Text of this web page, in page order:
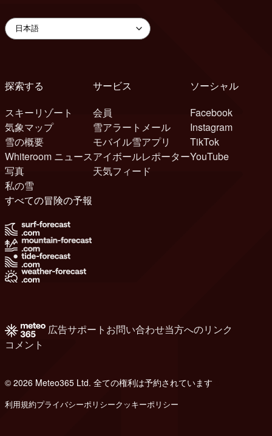
探索する
スキーリゾート
気象マップ
雪の概要
Whiteroom ニュース
写真
私の雪
サービス
会員
雪アラートメール
モバイル雪アプリ
アイボールレポーター
天気フィード
ソーシャル
Facebook
Instagram
TikTok
YouTube
すべての冒険の予報
広告サポート お問い合わせ当方へのリンク
コメント
© 2026 Meteo365 Ltd. 全ての権利は予約されています
利用規約プライバシーポリシークッキーポリシー